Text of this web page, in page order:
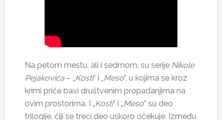
Na petom mestu, ali i sedmom, su serije Nikole
Pejakovića– „Kosti“ i „Meso“, u kojima se kroz
krimi priče bavi društvenim propadanjima na
ovim prostorima. I „Kosti“ i „Meso“ su deo
trilogije, čiji se treći deo uskoro očekuje. Između